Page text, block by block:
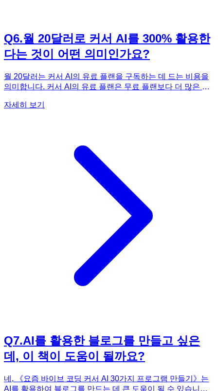
Q6.월 20달러로 커서 AI를 300% 활용한
다는 것이 어떤 의미인가요?
월 20달러는 커서 AI의 유료 플랜을 구독하는 데 드는 비용을
의미합니다. 커서 AI의 유료 플랜은 무료 플랜보다 더 많은 기
니다. 《요즘 바이브 코딩 커서 AI 30가지 프로그램 만들기》
강력한 성능을 활용할 수 있습니다. 또한, 커서 AI의 다양한 기
능을 활용하여 개발 시간을 단축하고, 코드 품질을 향상시킬
수 있습니다. 이 책에서는 커서 AI의 유료 플랜을 200% 아니
300% 활용하여 30가지 프로그램을 만드는 과정을 상세하게
안내합니다. 월 20달러 투자를 통해 평생 활용할 수 있는 코딩
능력을 얻고, 자신만의 아이디어를 현실로 구현해보세요. 《요
즘 바이브 코딩 커서 AI 30가지 프로그램 만들기》는 여러분
의 코딩 잠재력을 300% 끌어올리는 데 도움을 줄 것입니다.
자세히 보기
Q7.AI를 활용한 블로그를 만들고 싶은
데, 이 책이 도움이 될까요?
네, 《요즘 바이브 코딩 커서 AI 30가지 프로그램 만들기》는
AI를 활용하여 블로그를 만드는 데 큰 도움이 될 수 있습니다.